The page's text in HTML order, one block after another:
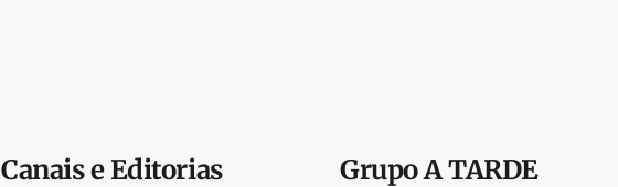
Canais e Editorias GrupoA TARDE